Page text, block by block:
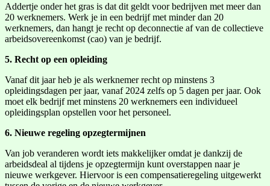
Addertje onder het gras is dat dit geldt voor bedrijven met meer dan
20 werknemers. Werk je in een bedrijf met minder dan 20
werknemers, dan hangt je recht op deconnectie af van de collectieve
arbeidsovereenkomst (cao) van je bedrijf.
5. Recht op een opleiding
Vanaf dit jaar heb je als werknemer recht op minstens 3
opleidingsdagen per jaar, vanaf 2024 zelfs op 5 dagen per jaar. Ook
moet elk bedrijf met minstens 20 werknemers een individueel
opleidingsplan opstellen voor het personeel.
6. Nieuwe regeling opzegtermijnen
Van job veranderen wordt iets makkelijker omdat je dankzij de
arbeidsdeal al tijdens je opzegtermijn kunt overstappen naar je
nieuwe werkgever. Hiervoor is een compensatieregeling uitgewerkt